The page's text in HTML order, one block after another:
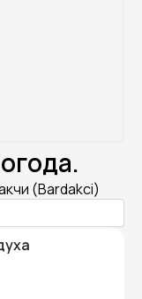
(Bardakci)